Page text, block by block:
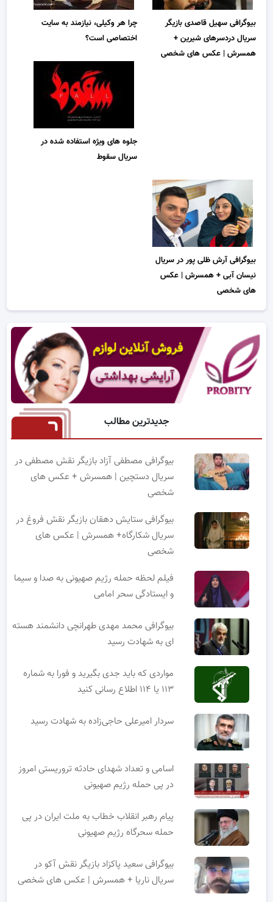
بیوگرافی سهیل قاصدی بازیگر
سریال دردسرهای شیرین +
همسرش | عکس های شخصی
چرا هر وکیلی، نیازمند به سایت
اختصاصی است؟
جلوه های ویژه استفاده شده در
سریال سقوط
بیوگرافی آرش ظلی پور در سریال
نیسان آبی + همسرش | عکس
های شخصی
جدیدترین مطالب
بیوگرافی مصطفی آزاد بازیگر نقش مصطفی در
سریال دستچین | همسرش + عکس های
شخصی
بیوگرافی ستایش دهقان بازیگر نقش فروغ در
سریال شکارگاه+ همسرش | عکس های
شخصی
فیلم لحظه حمله رژیم صهیونی به صدا و سیما
و ایستادگی سحر امامی
بیوگرافی محمد مهدی طهرانچی دانشمند هسته
ای به شهادت رسید
مواردی که باید جدی بگیرید و فورا به شماره
۱۱۳ یا ۱۱۴ اطلاع رسانی کنید
سردار امیرعلی حاجی‌زاده به شهادت رسید
اسامی و تعداد شهدای حادثه تروریستی امروز
در پی حمله رژیم صهیونی
پیام رهبر انقلاب خطاب به ملت ایران در پی
حمله سحرگاه رژیم صهیونی
بیوگرافی سعید پاکزاد بازیگر نقش آکو در
سریال ناریا + همسرش | عکس های شخصی